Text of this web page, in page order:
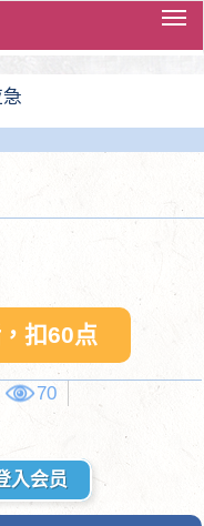
切
换
扣60点
70
入会员